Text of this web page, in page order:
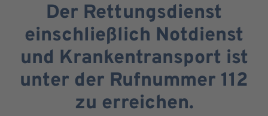
Der Rettungsdienst
einschließlich Notdienst
und Krankentransport ist
unter der Rufnummer 112
zu erreichen.